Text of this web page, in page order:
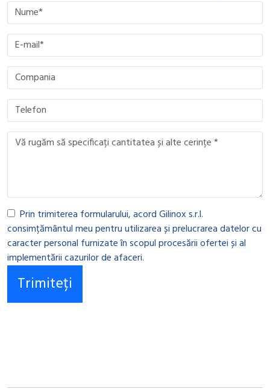
Please leave this field empty.
Please leave this field empty.
Please leave this field empty.
Please leave this field empty.
Prin trimiterea formularului, acord Gilinox s.r.l.
consimțământul meu pentru utilizarea și prelucrarea datelor cu
caracter personal furnizate în scopul procesării ofertei și al
implementării cazurilor de afaceri.